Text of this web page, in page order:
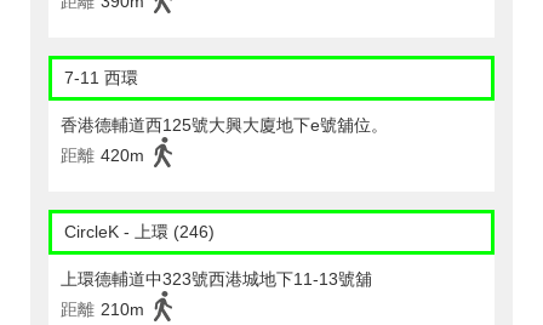
7-11 西環
香港德輔道西125號大興大廈地下e號舖位。
距離 420m
CircleK - 上環 (246)
上環德輔道中323號西港城地下11-13號舖
距離 210m